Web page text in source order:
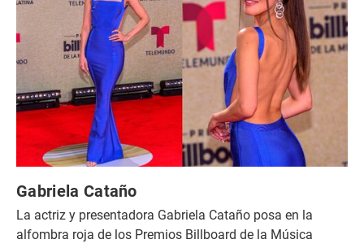
Gabriela Cataño
La actriz y presentadora Gabriela Cataño posa en la
alfombra roja de los Premios Billboard de la Música